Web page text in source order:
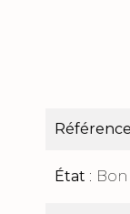
Référence
État